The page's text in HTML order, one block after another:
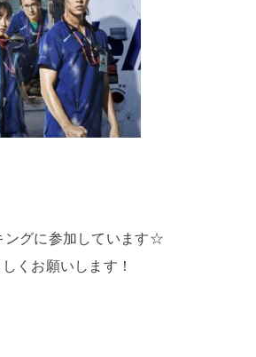
グに参加しています☆
くお願いします！